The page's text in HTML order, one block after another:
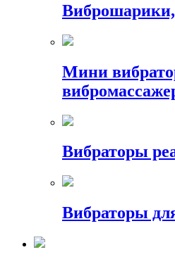
Мини
Вибраторы
Вибраторы